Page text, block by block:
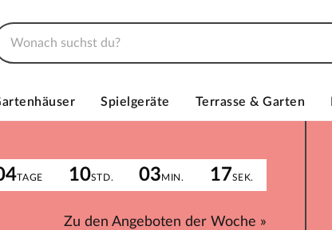
Spielgeräte Terrasse & Garten
TAGE 10STD. 03MIN. 17SEK.
Zu den Angeboten der Woche »